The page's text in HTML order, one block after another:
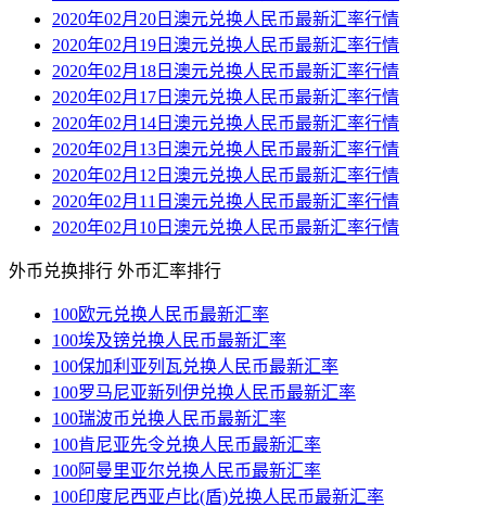
2020年02月20日澳元兑换人民币最新汇率行情
2020年02月19日澳元兑换人民币最新汇率行情
2020年02月18日澳元兑换人民币最新汇率行情
2020年02月17日澳元兑换人民币最新汇率行情
2020年02月14日澳元兑换人民币最新汇率行情
2020年02月13日澳元兑换人民币最新汇率行情
2020年02月12日澳元兑换人民币最新汇率行情
2020年02月11日澳元兑换人民币最新汇率行情
2020年02月10日澳元兑换人民币最新汇率行情
外币兑换排行 外币汇率排行
100欧元兑换人民币最新汇率
100埃及镑兑换人民币最新汇率
100保加利亚列瓦兑换人民币最新汇率
100罗马尼亚新列伊兑换人民币最新汇率
100瑞波币兑换人民币最新汇率
100肯尼亚先令兑换人民币最新汇率
100阿曼里亚尔兑换人民币最新汇率
100印度尼西亚卢比(盾)兑换人民币最新汇率